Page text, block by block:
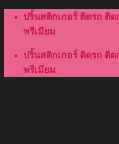
Skip
content
ปริ้นสติกเกอร์ ติดรถ ติ
พรีเมียม
ปริ้นสติกเกอร์ ติดรถ ติ
พรีเมียม